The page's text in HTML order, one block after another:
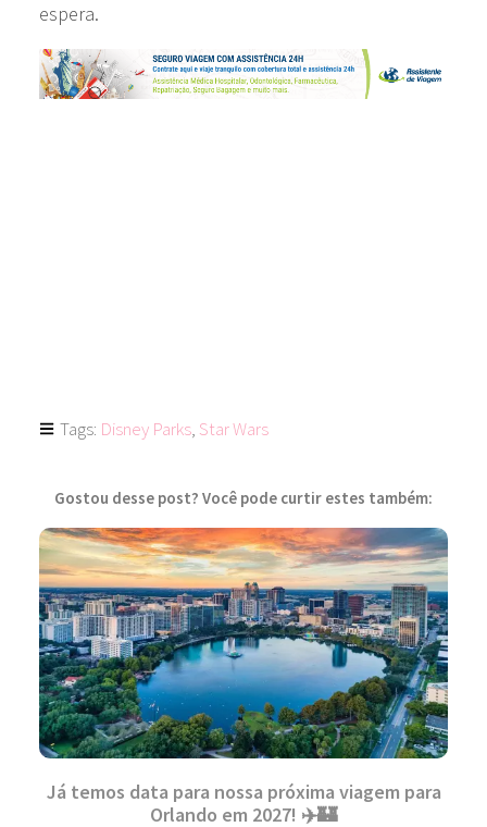
espera.
Tags: Disney Parks, Star Wars
Gostou desse post? Você pode curtir estes também:
Já temos data para nossa próxima viagem para
Orlando em 2027! ✈️🏰